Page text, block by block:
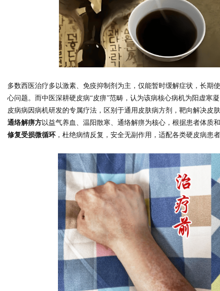
d
多数西医治疗多以激素、免疫抑制剂为主，仅能暂时缓解症状，长期
心问题。而中医深耕硬皮病“皮痹”范畴，认为该病核心病机为阳虚寒
皮病病因病机研发的专属疗法，区别于通用皮肤病方剂，靶向解决皮
通络解痹方以益气养血、温阳散寒、通络解痹为核心，根据患者体质
修复受损微循环 ，杜绝病情反复，安全无副作用，适配各类硬皮病患